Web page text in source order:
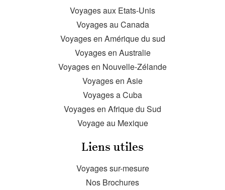
Voyages aux Etats-Unis
Voyages au Canada
Voyages en Amérique du sud
Voyages en Australie
Voyages en Nouvelle-Zélande
Voyages en Asie
Voyages a Cuba
Voyages en Afrique du Sud
Voyage au Mexique
Liens utiles
Voyages sur-mesure
Nos Brochures